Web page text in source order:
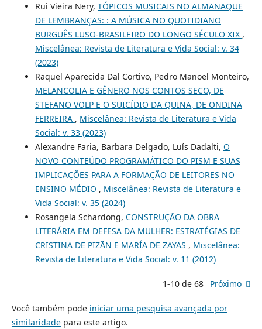
Rui Vieira Nery, TÓPICOS MUSICAIS NO ALMANAQUE
DE LEMBRANÇAS: : A MÚSICA NO QUOTIDIANO
BURGUÊS LUSO-BRASILEIRO DO LONGO SÉCULO XIX ,
Miscelânea: Revista de Literatura e Vida Social: v. 34
(2023)
Raquel Aparecida Dal Cortivo, Pedro Manoel Monteiro,
MELANCOLIA E GÊNERO NOS CONTOS SECO, DE
STEFANO VOLP E O SUICÍDIO DA QUINA, DE ONDINA
FERREIRA , Miscelânea: Revista de Literatura e Vida
Social: v. 33 (2023)
Alexandre Faria, Barbara Delgado, Luís Dadalti, O
NOVO CONTEÚDO PROGRAMÁTICO DO PISM E SUAS
IMPLICAÇÕES PARA A FORMAÇÃO DE LEITORES NO
ENSINO MÉDIO , Miscelânea: Revista de Literatura e
Vida Social: v. 35 (2024)
Rosangela Schardong, CONSTRUÇÃO DA OBRA
LITERÁRIA EM DEFESA DA MULHER: ESTRATÉGIAS DE
CRISTINA DE PIZÃN E MARÍA DE ZAYAS , Miscelânea:
Revista de Literatura e Vida Social: v. 11 (2012)
1-10 de 68 Próximo
Você também pode iniciar uma pesquisa avançada por
similaridadepara este artigo.